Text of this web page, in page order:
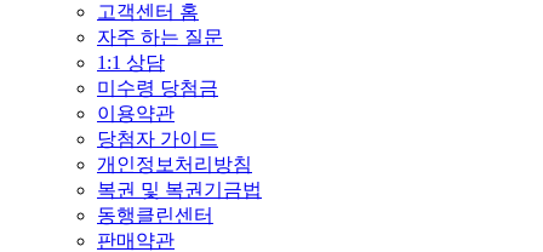
고객센터 홈
자주 하는 질문
1:1 상담
미수령 당첨금
이용약관
당첨자 가이드
개인정보처리방침
복권 및 복권기금법
동행클린센터
판매약관